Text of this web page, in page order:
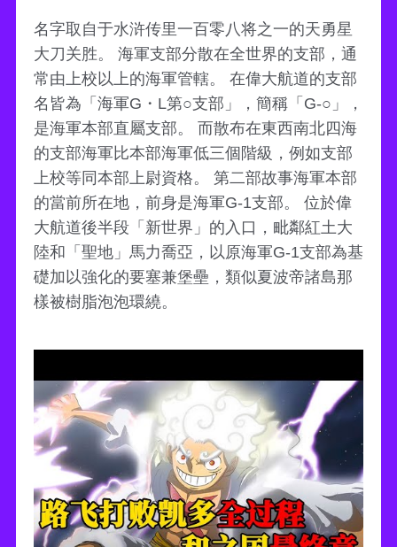
名字取自于水浒传里一百零八将之一的天勇星
大刀关胜。 海軍支部分散在全世界的支部，通
常由上校以上的海軍管轄。 在偉大航道的支部
名皆為「海軍G・L第○支部」，簡稱「G-○」，
是海軍本部直屬支部。 而散布在東西南北四海
的支部海軍比本部海軍低三個階級，例如支部
上校等同本部上尉資格。 第二部故事海軍本部
的當前所在地，前身是海軍G-1支部。 位於偉
大航道後半段「新世界」的入口，毗鄰紅土大
陸和「聖地」馬力喬亞，以原海軍G-1支部為基
礎加以強化的要塞兼堡壘，類似夏波帝諸島那
樣被樹脂泡泡環繞。